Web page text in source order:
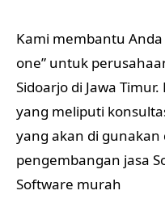
Kami membantu
one” untuk
Sidoarjo di Jawa
yang meliputi
yang akan di gunakan
pengembangan jasa
Software murah